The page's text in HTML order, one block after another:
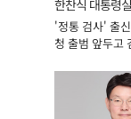
한찬식 대통령
서관
'정통 검사' 출
청 출범 앞두고